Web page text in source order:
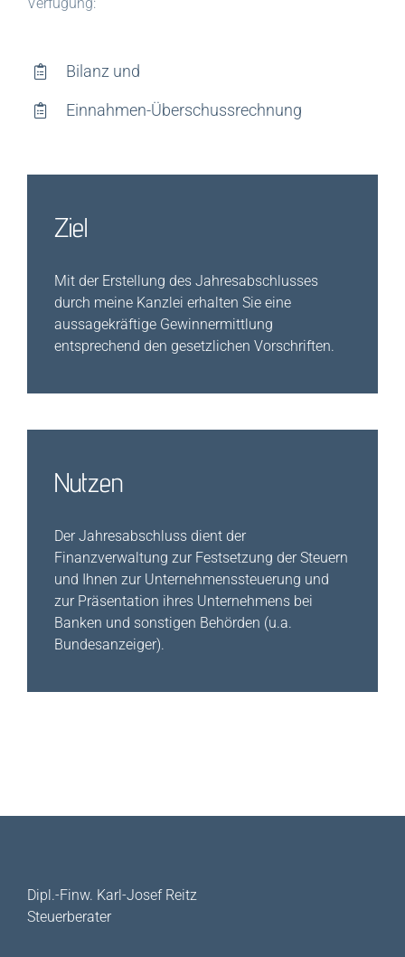
Bilanz und
Einnahmen-Überschussrechnung
Ziel
Mit der Erstellung des Jahresabschlusses
durch meine Kanzlei erhalten Sie eine
aussagekräftige Gewinnermittlung
entsprechend den gesetzlichen Vorschriften.
Nutzen
Der Jahresabschluss dient der
Finanzverwaltung zur Festsetzung der Steuern
und Ihnen zur Unternehmenssteuerung und
zur Präsentation ihres Unternehmens bei
Banken und sonstigen Behörden (u.a.
Bundesanzeiger).
Dipl.-Finw. Karl-Josef Reitz
Steuerberater